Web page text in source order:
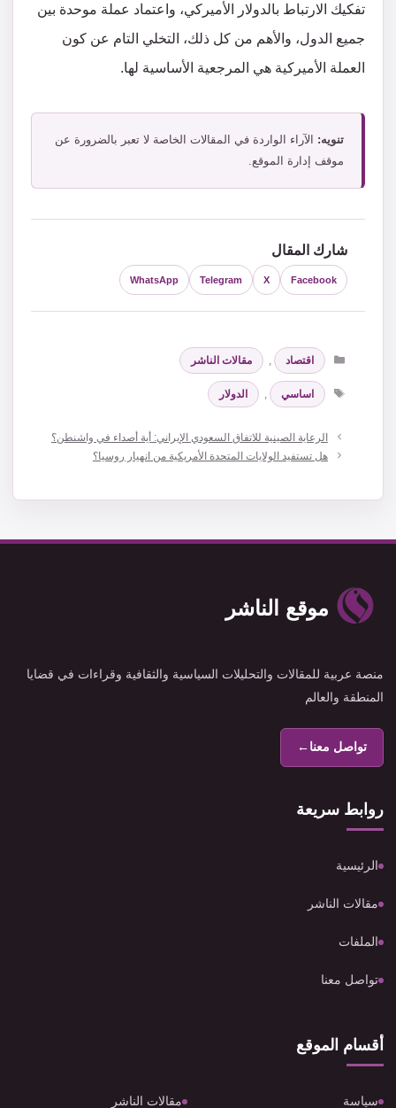
تفكيك الارتباط بالدولار الأميركي، واعتماد عملة موحدة بين
جميع الدول، والأهم من كل ذلك، التخلي التام عن كون
العملة الأميركية هي المرجعية الأساسية لها.
تنويه: الآراء الواردة في المقالات الخاصة لا تعبر بالضرورة عن
موقف إدارة الموقع.
شارك المقال
Facebook
X
Telegram
WhatsApp
التصنيفات
اقتصاد ,
مقالات الناشر
الوسوم
اساسي , الدولار
الرعاية الصينية للاتفاق السعودي الإيراني: أية أصداء في واشنطن؟
هل تستفيد الولايات المتحدة الأمريكية من انهيار روسيا؟
موقع الناشر
منصة عربية للمقالات والتحليلات السياسية والثقافية وقراءات في قضايا
المنطقة والعالم
تواصل معنا←
روابط سريعة
الرئيسية
مقالات الناشر
الملفات
تواصل معنا
أقسام الموقع
سياسة مقالات الناشر